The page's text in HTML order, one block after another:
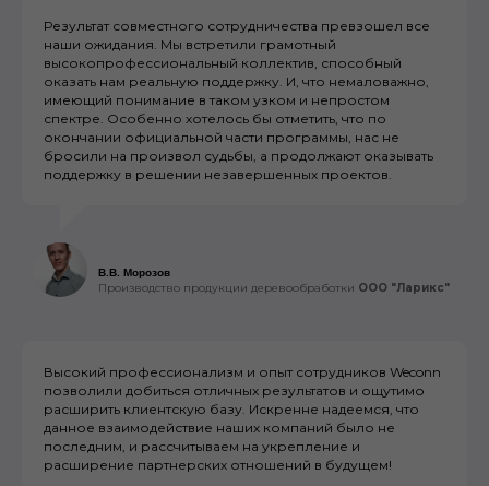
Результат совместного сотрудничества превзошел все
наши ожидания. Мы встретили грамотный
высокопрофессиональный коллектив, способный
оказать нам реальную поддержку. И, что немаловажно,
имеющий понимание в таком узком и непростом
спектре. Особенно хотелось бы отметить, что по
окончании официальной части программы, нас не
бросили на произвол судьбы, а продолжают оказывать
поддержку в решении незавершенных проектов.
В.В. Морозов
Производство продукции деревообработки ООО "Ларикс"
Высокий профессионализм и опыт сотрудников Weconn
позволили добиться отличных результатов и ощутимо
расширить клиентскую базу. Искренне надеемся, что
данное взаимодействие наших компаний было не
последним, и рассчитываем на укрепление и
расширение партнерских отношений в будущем!